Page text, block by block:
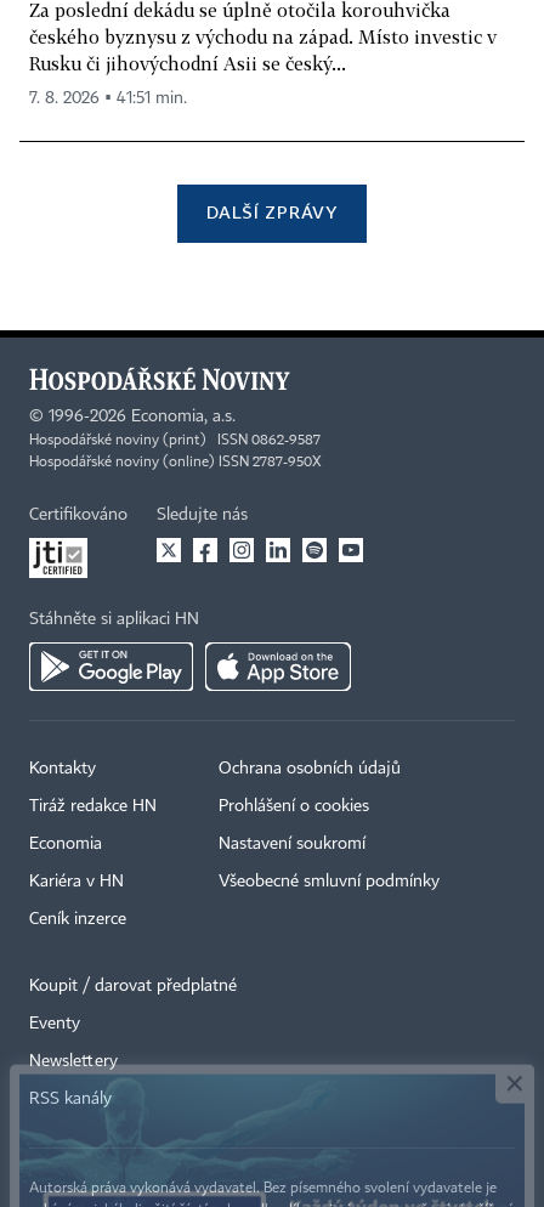
Za poslední dekádu se úplně otočila korouhvička
českého byznysu z východu na západ. Místo investic v
Rusku či jihovýchodní Asii se český...
7. 8. 2026 ▪ 41:51 min.
DALŠÍ ZPRÁVY
© 1996-2026 Economia, a.s.
Hospodářské noviny (print) ISSN 0862-9587
Hospodářské noviny (online) ISSN 2787-950X
Certifikováno Sledujte nás
Stáhněte si aplikaci HN
Kontakty
Tiráž redakce HN
Economia
Kariéra v HN
Ceník inzerce
Ochrana osobních údajů
Prohlášení o cookies
Nastavení soukromí
Všeobecné smluvní podmínky
Koupit / darovat předplatné
Eventy
Newslettery
RSS kanály
Autorská práva vykonává vydavatel. Bez písemného svolení vydavatele je